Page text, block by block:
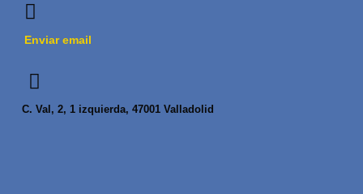
Enviar email
C. Val, 2, 1 izquierda, 47001 Valladolid